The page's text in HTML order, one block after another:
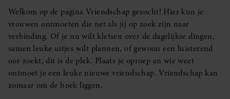
Welkom op de pagina Vriendschap gezocht! Hier kun je
vrouwen ontmoeten die net als jij op zoek zijn naar
verbinding. Of je nu wilt kletsen over de dagelijkse dingen,
samen leuke uitjes wilt plannen, of gewoon een luisterend
oor zoekt, dit is de plek. Plaats je oproep en wie weet
ontmoet je een leuke nieuwe vriendschap. Vriendschap kan
zomaar om de hoek liggen.